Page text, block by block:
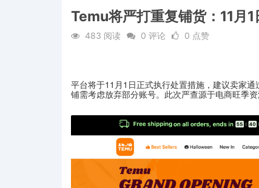
Temu将严打重复铺货：11月1
483 阅读 0 评论 0 点赞
平台将于11月1日正式执行处置措施，建议卖家
铺需考虑放弃部分账号。此次严查源于电商旺季